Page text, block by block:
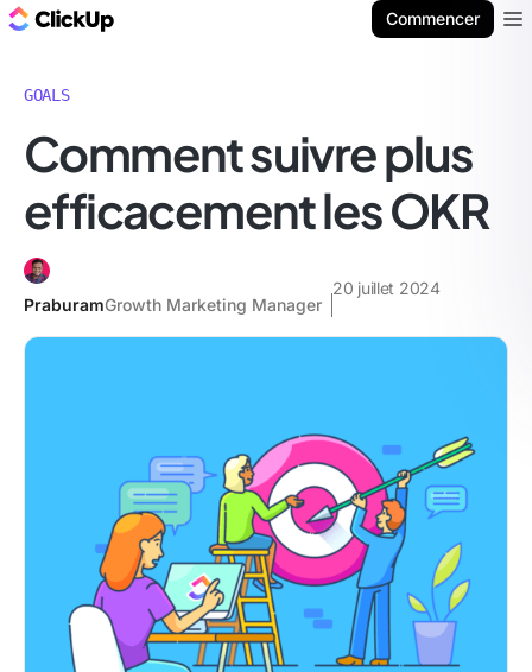
Commencer
GOALS
Comment suivre plus
efficacement les OKR
PraburamGrowth Marketing Manager
20 juillet 2024